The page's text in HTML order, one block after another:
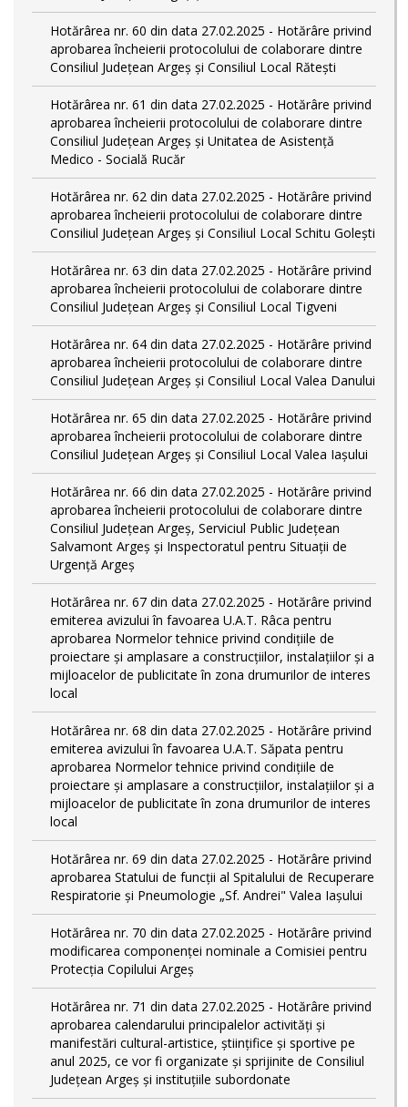
Hotărârea nr. 60 din data 27.02.2025 - Hotărâre privind
aprobarea încheierii protocolului de colaborare dintre
Consiliul Județean Argeș și Consiliul Local Rătești
Hotărârea nr. 61 din data 27.02.2025 - Hotărâre privind
aprobarea încheierii protocolului de colaborare dintre
Consiliul Județean Argeș și Unitatea de Asistență
Medico - Socială Rucăr
Hotărârea nr. 62 din data 27.02.2025 - Hotărâre privind
aprobarea încheierii protocolului de colaborare dintre
Consiliul Județean Argeș și Consiliul Local Schitu Golești
Hotărârea nr. 63 din data 27.02.2025 - Hotărâre privind
aprobarea încheierii protocolului de colaborare dintre
Consiliul Județean Argeș și Consiliul Local Tigveni
Hotărârea nr. 64 din data 27.02.2025 - Hotărâre privind
aprobarea încheierii protocolului de colaborare dintre
Consiliul Județean Argeș și Consiliul Local Valea Danului
Hotărârea nr. 65 din data 27.02.2025 - Hotărâre privind
aprobarea încheierii protocolului de colaborare dintre
Consiliul Județean Argeș și Consiliul Local Valea Iașului
Hotărârea nr. 66 din data 27.02.2025 - Hotărâre privind
aprobarea încheierii protocolului de colaborare dintre
Consiliul Județean Argeș, Serviciul Public Județean
Salvamont Argeș și Inspectoratul pentru Situații de
Urgență Argeș
Hotărârea nr. 67 din data 27.02.2025 - Hotărâre privind
emiterea avizului în favoarea U.A.T. Râca pentru
aprobarea Normelor tehnice privind condiţiile de
proiectare şi amplasare a construcţiilor, instalaţiilor şi a
mijloacelor de publicitate în zona drumurilor de interes
local
Hotărârea nr. 68 din data 27.02.2025 - Hotărâre privind
emiterea avizului în favoarea U.A.T. Săpata pentru
aprobarea Normelor tehnice privind condiţiile de
proiectare şi amplasare a construcţiilor, instalaţiilor şi a
mijloacelor de publicitate în zona drumurilor de interes
local
Hotărârea nr. 69 din data 27.02.2025 - Hotărâre privind
aprobarea Statului de funcţii al Spitalului de Recuperare
Respiratorie și Pneumologie „Sf. Andrei" Valea Iașului
Hotărârea nr. 70 din data 27.02.2025 - Hotărâre privind
modificarea componenței nominale a Comisiei pentru
Protecția Copilului Argeș
Hotărârea nr. 71 din data 27.02.2025 - Hotărâre privind
aprobarea calendarului principalelor activităţi şi
manifestări cultural-artistice, ştiinţifice şi sportive pe
anul 2025, ce vor fi organizate şi sprijinite de Consiliul
Judeţean Argeş şi instituţiile subordonate